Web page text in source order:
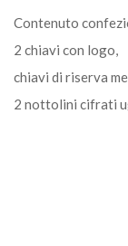
Contenuto
2 chiavi con logo,
chiavi di riserva
2 nottolini cifrati